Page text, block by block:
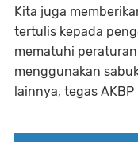
Kita juga
tertulis kepada
mematuhi
menggunakan
lainnya, tegas AKBP